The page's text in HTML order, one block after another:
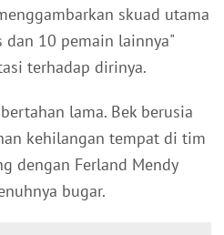
skuad utama
dan 10 pemain lainnya"
terhadap dirinya.
lama. Bek berusia
kehilangan tempat di tim
dengan Ferland Mendy
bugar.